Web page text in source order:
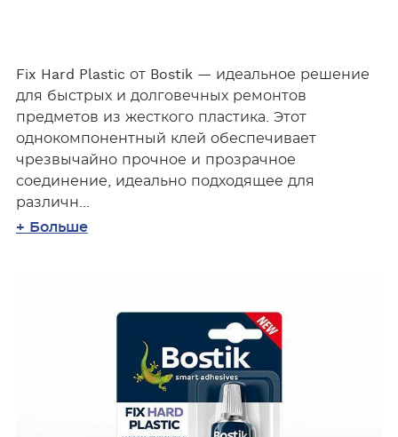
Fix Hard Plastic от Bostik — идеальное решение
для быстрых и долговечных ремонтов
предметов из жесткого пластика. Этот
однокомпонентный клей обеспечивает
чрезвычайно прочное и прозрачное
соединение, идеально подходящее для
различн...
+ Больше